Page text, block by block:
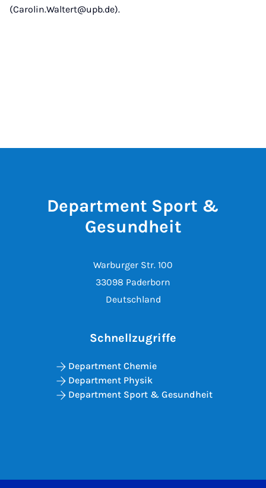
(Carolin.Waltert@upb.de).
Department Sport &
Gesundheit
Warburger Str. 100
33098 Paderborn
Deutschland
Schnellzugriffe
Department Chemie
Department Physik
Department Sport & Gesundheit